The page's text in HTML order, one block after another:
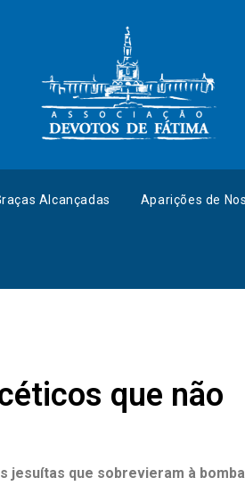
Alcançadas Aparições de
que não
jesuítas que sobrevieram à bomba